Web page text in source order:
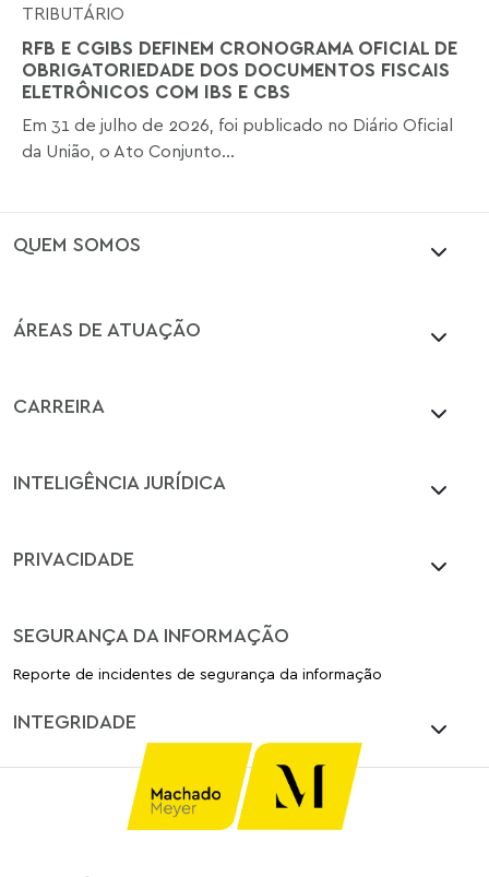
TRIBUTÁRIO
RFB E CGIBS DEFINEM CRONOGRAMA OFICIAL DE
OBRIGATORIEDADE DOS DOCUMENTOS FISCAIS
ELETRÔNICOS COM IBS E CBS
Em 31 de julho de 2026, foi publicado no Diário Oficial
da União, o Ato Conjunto...
QUEM SOMOS
ÁREAS DE ATUAÇÃO
CARREIRA
INTELIGÊNCIA JURÍDICA
PRIVACIDADE
SEGURANÇA DA INFORMAÇÃO
Reporte de incidentes de segurança da informação
INTEGRIDADE